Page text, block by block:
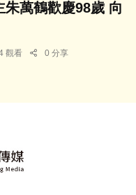
萬鶴歡慶98歲 向
觀看 0 分享